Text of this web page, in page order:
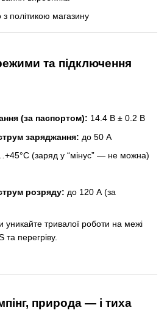
з політикою магазину
та підключення
(за паспортом): 14.4 В ± 0.2 В
заряджання: до 50 А
(заряд у “мінус” — не можна)
розряду: до 120 А (за
уникайте тривалої роботи на межі
перегріву.
природа — і тиха